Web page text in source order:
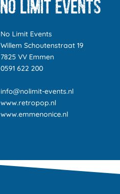
No Limit Events
Willem Schoutenstraat 19
7825 VV Emmen
0591 622 200
info@nolimit-events.nl
www.retropop.nl
www.emmenonice.nl